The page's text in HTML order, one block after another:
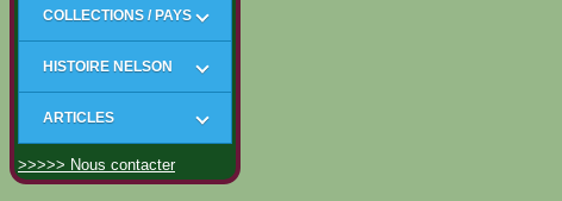
COLLECTIONS / PAYS
HISTOIRE NELSON
ARTICLES
>>>>> Nous contacter